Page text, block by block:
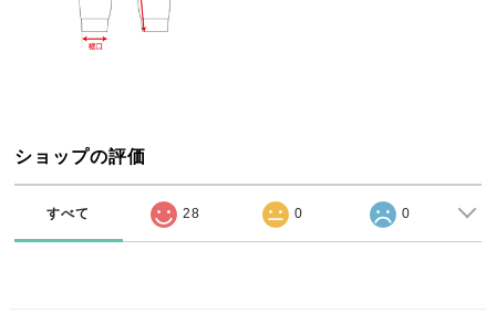
ショップの評価
すべて 28 0 0